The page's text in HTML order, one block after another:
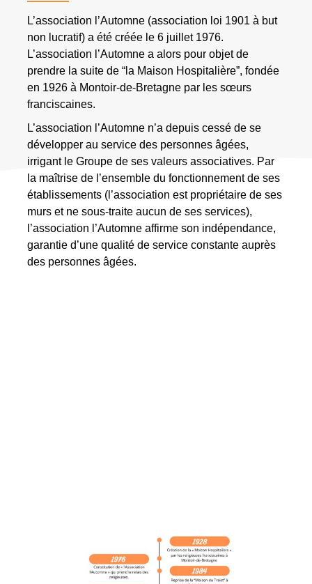
L’association l’Automne (association loi 1901 à but
non lucratif) a été créée le 6 juillet 1976.
L’association l’Automne a alors pour objet de
prendre la suite de “la Maison Hospitalière”, fondée
en 1926 à Montoir-de-Bretagne par les sœurs
franciscaines.
L’association l’Automne n’a depuis cessé de se
développer au service des personnes âgées,
irrigant le Groupe de ses valeurs associatives. Par
la maîtrise de l’ensemble du fonctionnement de ses
établissements (l’association est propriétaire de ses
murs et ne sous-traite aucun de ses services),
l’association l’Automne affirme son indépendance,
garantie d’une qualité de service constante auprès
des personnes âgées.